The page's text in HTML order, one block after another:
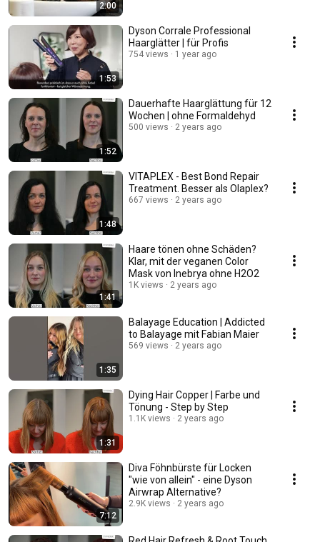
2:00
1:53
Dyson Corrale Professional
Haarglätter | für Profis
754 views 1 year ago
1:52
Dauerhafte Haarglättung für 12
Wochen | ohne Formaldehyd
500 views 2 years ago
1:48
VITAPLEX - Best Bond Repair
Treatment. Besser als Olaplex?
667 views 2 years ago
1:41
Haare tönen ohne Schäden?
Klar, mit der veganen Color
Mask von Inebrya ohne H2O2
1K views 2 years ago
1:35
Balayage Education | Addicted
to Balayage mit Fabian Maier
569 views 2 years ago
1:31
Dying Hair Copper | Farbe und
Tönung - Step by Step
1.1K views 2 years ago
7:12
Diva Föhnbürste für Locken
"wie von allein" - eine Dyson
Airwrap Alternative?
2.9K views 2 years ago